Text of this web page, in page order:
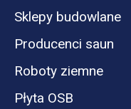
Sklepy budowlane
Producenci saun
Roboty ziemne
Płyta OSB